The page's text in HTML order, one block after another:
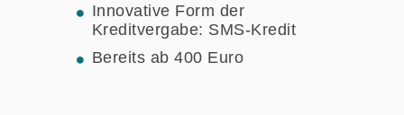
Innovative Form der
Kreditvergabe: SMS-Kredit
Bereits ab 400 Euro